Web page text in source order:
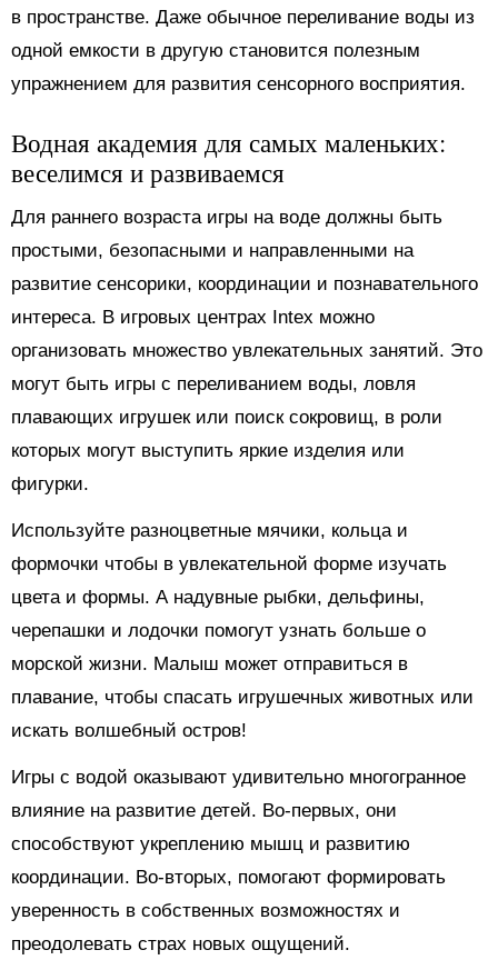
в пространстве. Даже обычное переливание воды из
одной емкости в другую становится полезным
упражнением для развития сенсорного восприятия.
Водная академия для самых маленьких:
веселимся и развиваемся
Для раннего возраста игры на воде должны быть
простыми, безопасными и направленными на
развитие сенсорики, координации и познавательного
интереса. В игровых центрах Intex можно
организовать множество увлекательных занятий. Это
могут быть игры с переливанием воды, ловля
плавающих игрушек или поиск сокровищ, в роли
которых могут выступить яркие изделия или
фигурки.
Используйте разноцветные мячики, кольца и
формочки чтобы в увлекательной форме изучать
цвета и формы. А надувные рыбки, дельфины,
черепашки и лодочки помогут узнать больше о
морской жизни. Малыш может отправиться в
плавание, чтобы спасать игрушечных животных или
искать волшебный остров!
Игры с водой оказывают удивительно многогранное
влияние на развитие детей. Во-первых, они
способствуют укреплению мышц и развитию
координации. Во-вторых, помогают формировать
уверенность в собственных возможностях и
преодолевать страх новых ощущений.